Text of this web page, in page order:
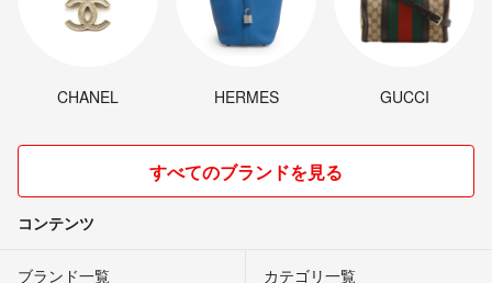
CHANEL HERMES GUCCI
すべてのブランドを見る
コンテンツ
ブランド一覧 カテゴリ一覧